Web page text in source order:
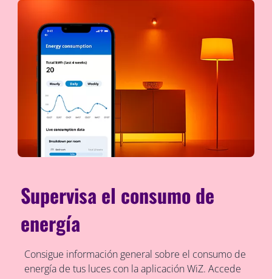
Supervisa el consumo de
energía
Consigue información general sobre el consumo de
energía de tus luces con la aplicación WiZ. Accede